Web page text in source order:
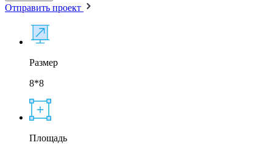
Отправить проект
Размер
8*8
Площадь